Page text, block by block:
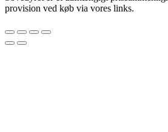
provision ved køb via vores links.